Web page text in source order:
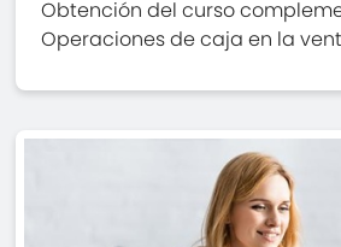
Obtención del curso
Operaciones de caja en la